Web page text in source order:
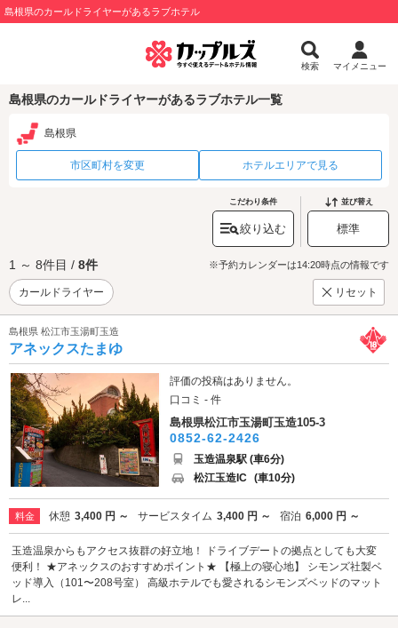
島根県のカールドライヤーがあるラブホテル
検索 マイメニュー
島根県のカールドライヤーがあるラブホテル一覧
島根県
市区町村を変更 ホテルエリアで見る
こだわり条件
絞り込む
並び替え
標準
1 ～ 8件目 / 8件 ※予約カレンダーは14:20時点の情報です
カールドライヤー リセット
島根県 松江市玉湯町玉造
アネックスたまゆ
評価の投稿はありません。
口コミ - 件
島根県松江市玉湯町玉造105-3
0852-62-2426
玉造温泉駅 (車6分)
松江玉造IC (車10分)
料金 休憩 3,400 円 ～ サービスタイム 3,400 円 ～ 宿泊 6,000 円 ～
玉造温泉からもアクセス抜群の好立地！ ドライブデートの拠点としても大変
便利！ ★アネックスのおすすめポイント★ 【極上の寝心地】 シモンズ社製ベ
ッド導入（101〜208号室） 高級ホテルでも愛されるシモンズベッドのマット
レ...